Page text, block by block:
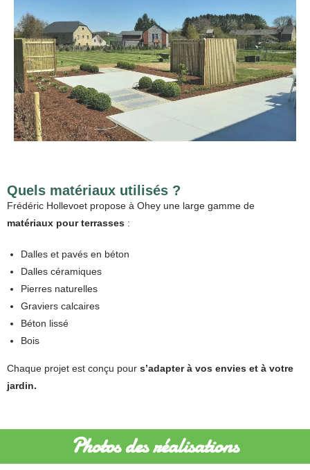
Quels matériaux utilisés ?
Frédéric Hollevoet propose à Ohey une large gamme de
matériaux pour terrasses :
Dalles et pavés en béton
Dalles céramiques
Pierres naturelles
Graviers calcaires
Béton lissé
Bois
Chaque projet est conçu pour s’adapter à vos envies et à votre
jardin.
Photos des réalisations